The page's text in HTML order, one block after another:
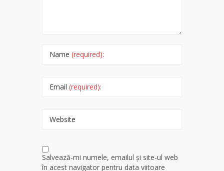
Name (required):
Email (required):
Website
Salvează-mi numele, emailul și site-ul web
în acest navigator pentru data viitoare